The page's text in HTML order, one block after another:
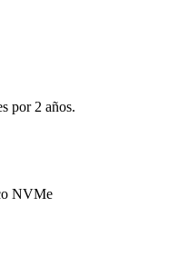
por 2 años.
NVMe